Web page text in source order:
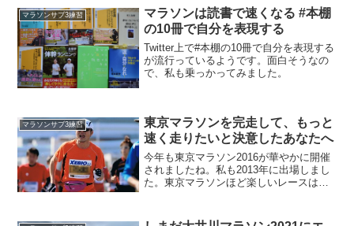
シューズを厚底に変えた経緯や、実際に
走った感触などを...
マラソンサブ3練習
マラソンは読書で速くなる #本棚
の10冊で自分を表現する
Twitter上で#本棚の10冊で自分を表現する
が流行っているようです。面白そうなの
で、私も乗っかってみました。
マラソンサブ3練習
東京マラソンを完走して、もっと
速く走りたいと決意したあなたへ
今年も東京マラソン2016が華やかに開催
されましたね。私も2013年に出場しまし
た。東京マラソンほど楽しいレースはな
大橋からのアップダウンで一気に失速し